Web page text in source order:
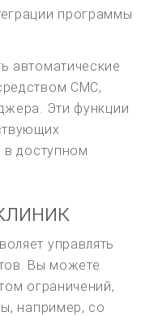
программы
автоматические
СМС,
Эти функции
в доступном
управлять
Вы можете
ограничений,
например, со